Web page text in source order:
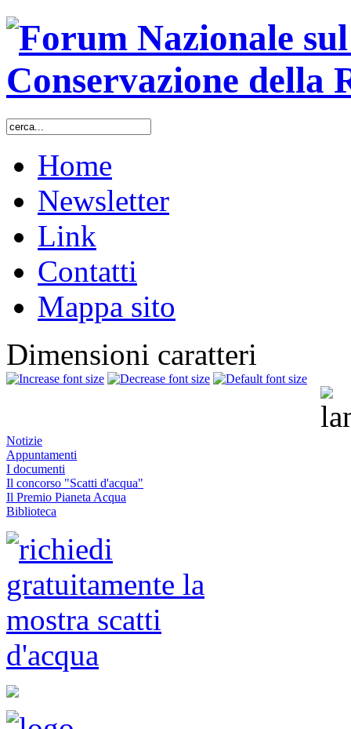
Home
Newsletter
Link
Contatti
Mappa sito
Dimensioni caratteri
Notizie
Appuntamenti
I documenti
Il concorso "Scatti d'acqua"
Il Premio Pianeta Acqua
Biblioteca